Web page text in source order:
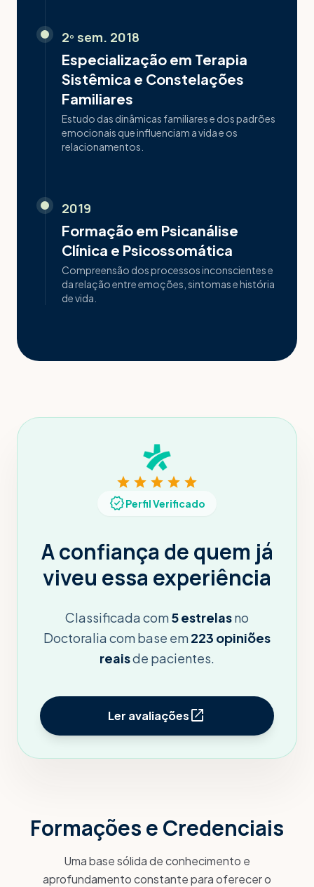
2º sem. 2018
Especialização em Terapia
Sistêmica e Constelações
Familiares
Estudo das dinâmicas familiares e dos padrões
emocionais que influenciam a vida e os
relacionamentos.
2019
Formação em Psicanálise
Clínica e Psicossomática
Compreensão dos processos inconscientes e
da relação entre emoções, sintomas e história
de vida.
star star star star star
verifiedPerfil Verificado
A confiança de quem já
viveu essa experiência
Classificada com5 estrelasno
Doctoralia com base em223 opiniões
reaisde pacientes.
Ler avaliaçõesopen_in_new
Formações e Credenciais
Uma base sólida de conhecimento e
aprofundamento constante para oferecer o